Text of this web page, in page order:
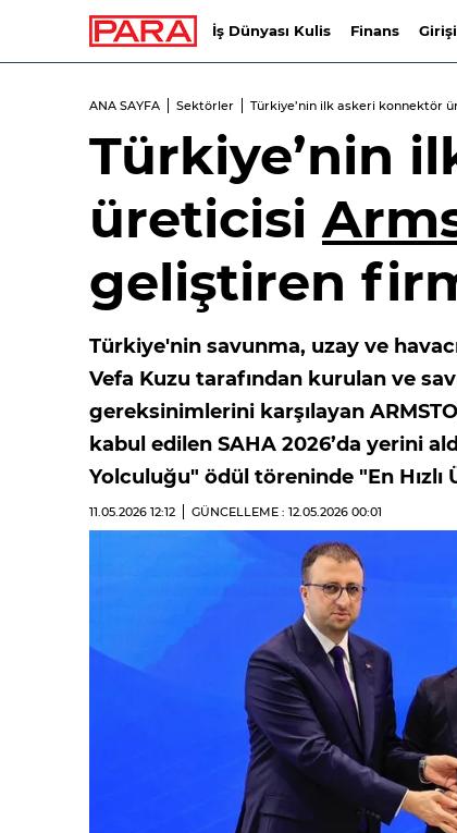
İş Dünyası Kulis Finans
ANA SAYFA Sektörler Türkiye’nin ilk askeri konnektör
Türkiye’nin
üreticisi
geliştiren
Türkiye'nin savunma, uzay ve
Vefa Kuzu tarafından kurulan ve
gereksinimlerini karşılayan
kabul edilen SAHA 2026’da yerini
Yolculuğu" ödül töreninde "En
11.05.2026 12:12 GÜNCELLEME : 12.05.2026 00:01